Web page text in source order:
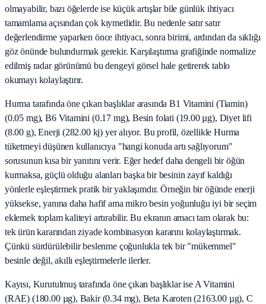
olmayabilir, bazı öğelerde ise küçük artışlar bile günlük ihtiyacı
tamamlama açısından çok kıymetlidir. Bu nedenle satır satır
değerlendirme yaparken önce ihtiyacı, sonra birimi, ardından da sıklığı
göz önünde bulundurmak gerekir. Karşılaştırma grafiğinde normalize
edilmiş radar görünümü bu dengeyi görsel hale getirerek tablo
okumayı kolaylaştırır.
Hurma tarafında öne çıkan başlıklar arasında B1 Vitamini (Tiamin)
(0.05 mg), B6 Vitamini (0.17 mg), Besin folati (19.00 µg), Diyet lifi
(8.00 g), Enerji (282.00 kj) yer alıyor. Bu profil, özellikle Hurma
tüketmeyi düşünen kullanıcıya "hangi konuda artı sağlıyorum"
sorusunun kısa bir yanıtını verir. Eğer hedef daha dengeli bir öğün
kurmaksa, güçlü olduğu alanları başka bir besinin zayıf kaldığı
yönlerle eşleştirmek pratik bir yaklaşımdır. Örneğin bir öğünde enerji
yüksekse, yanına daha hafif ama mikro besin yoğunluğu iyi bir seçim
eklemek toplam kaliteyi artırabilir. Bu ekranın amacı tam olarak bu:
tek ürün kararından ziyade kombinasyon kararını kolaylaştırmak.
Çünkü sürdürülebilir beslenme çoğunlukla tek bir "mükemmel"
besinle değil, akıllı eşleştirmelerle ilerler.
Kayısı, Kurutulmuş tarafında öne çıkan başlıklar ise A Vitamini
(RAE) (180.00 µg), Bakir (0.34 mg), Beta Karoten (2163.00 µg), C